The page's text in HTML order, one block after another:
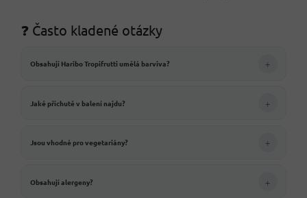
❓ Často kladené otázky
Obsahují Haribo Tropifrutti umělá barviva? +
Jaké příchutě v balení najdu? +
Jsou vhodné pro vegetariány? +
Obsahují alergeny? +